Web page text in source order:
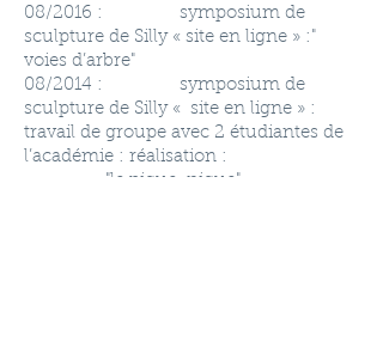
08/2016 : symposium de
sculpture de Silly « site en ligne » :"
voies d’arbre"
08/2014 : symposium de
sculpture de Silly « site en ligne » :
travail de groupe avec 2 étudiantes de
l’académie : réalisation :
"le pique-nique"